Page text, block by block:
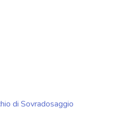
di Sovradosaggio